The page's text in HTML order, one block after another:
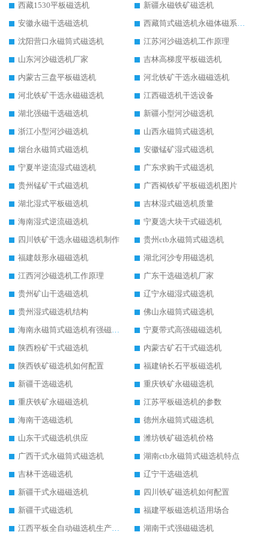
西藏1530平板磁选机
新疆永磁铁矿磁选机
安徽永磁干选磁选机
西藏筒式磁选机永磁体磁系设计
沈阳营口永磁筒式磁选机
江苏河沙磁选机工作原理
山东河沙磁选机厂家
吉林高梯度平板磁选机
内蒙古三盘平板磁选机
河北铁矿干选永磁磁选机
河北铁矿干选永磁磁选机
江西磁选机干选设备
湖北强磁干选磁选机
新疆小型河沙磁选机
浙江小型河沙磁选机
山西永磁筒式磁选机
烟台永磁筒式磁选机
安徽锰矿湿式磁选机
宁夏半逆流湿式磁选机
广东求购干式磁选机
贵州锰矿干式磁选机
广西褐铁矿平板磁选机图片
湖北湿式平板磁选机
吉林湿式磁选机质量
海南湿式逆流磁选机
宁夏选大块干式磁选机
四川铁矿干选永磁磁选机制作
贵州ctb永磁筒式磁选机
福建鼓形永磁磁选机
湖北河沙专用磁选机
江西河沙磁选机工作原理
广东干选磁选机厂家
贵州矿山干选磁选机
辽宁永磁湿式磁选机
贵州湿式磁选机结构
佛山永磁筒式磁选机
海南永磁筒式磁选机有强磁的吗
宁夏带式高强磁磁选机
陕西粉矿干式磁选机
内蒙古矿石干式磁选机
陕西铁矿磁选机如何配置
福建钠长石平板磁选机
新疆干选磁选机
重庆铁矿永磁磁选机
重庆铁矿永磁磁选机
江苏平板磁选机的参数
海南干选磁选机
德州永磁筒式磁选机
山东干式磁选机供应
潍坊铁矿磁选机价格
广西干式永磁筒式磁选机
湖南ctb永磁筒式磁选机特点
吉林干选磁选机
辽宁干选磁选机
新疆干式永磁磁选机
四川铁矿磁选机如何配置
新疆干式磁选机
福建平板磁选机适用场合
江西平板全自动磁选机生产厂家
湖南干式强磁磁选机